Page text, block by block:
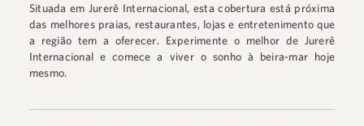
Situada em Jurerê Internacional, esta cobertura está próxima
das melhores praias, restaurantes, lojas e entretenimento que
a região tem a oferecer. Experimente o melhor de Jurerê
Internacional e comece a viver o sonho à beira-mar hoje
mesmo.